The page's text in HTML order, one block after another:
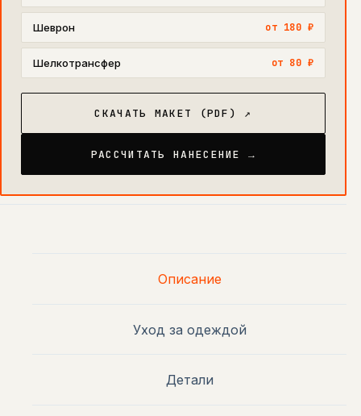
Шеврон от 180 ₽
Шелкотрансфер от 80 ₽
СКАЧАТЬ МАКЕТ (PDF) ↗
РАССЧИТАТЬ НАНЕСЕНИЕ →
Описание
Уход за одеждой
Детали